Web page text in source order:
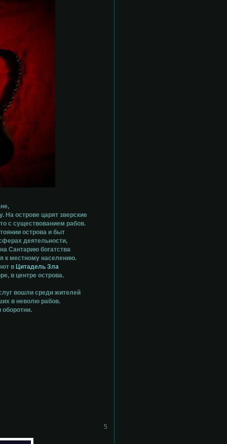
острове царят зверские
с существованием рабов.
острова и быт
деятельности,
Сантарию богатства
к местному населению.
в Цитадель Зла
в центре острова.
вошли среди жителей
в неволю рабов.
5